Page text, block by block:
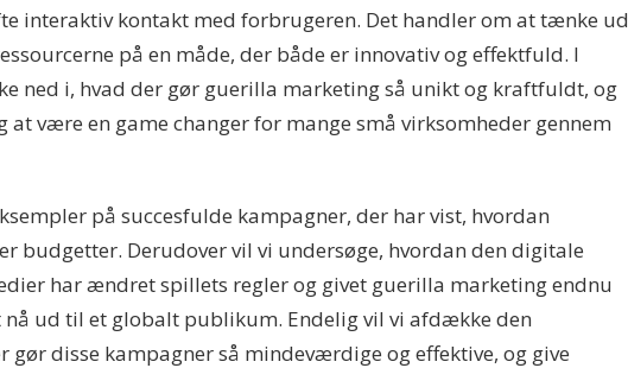
interaktiv kontakt med forbrugeren. Det handler om at tænke ud
på en måde, der både er innovativ og effektfuld. I
ned i, hvad der gør guerilla marketing så unikt og kraftfuldt, og
at være en game changer for mange små virksomheder gennem
på succesfulde kampagner, der har vist, hvordan
budgetter. Derudover vil vi undersøge, hvordan den digitale
har ændret spillets regler og givet guerilla marketing endnu
ud til et globalt publikum. Endelig vil vi afdække den
gør disse kampagner så mindeværdige og effektive, og give